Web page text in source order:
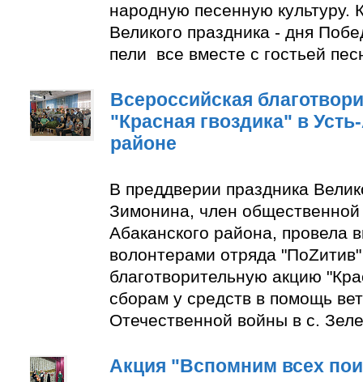
народную песенную культуру.
Великого праздника - дня
пели все вместе с гостьей
Всероссийская
"Красная гвоздика" в
районе
В преддверии праздника
Зимонина, член общественной
Абаканского района, провела
волонтерами отряда
благотворительную акцию
сборам у средств в помощь
Отечественной войны в с.
Акция "Вспомним всех